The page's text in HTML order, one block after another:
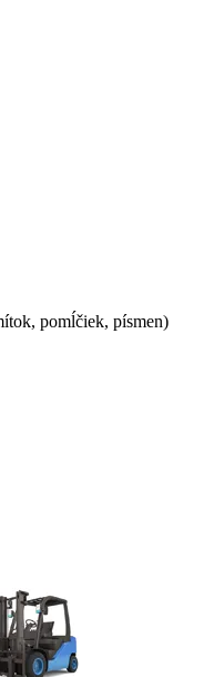
pomĺčiek, písmen)